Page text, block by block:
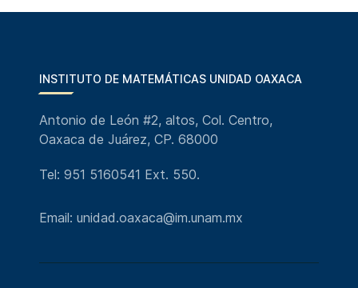
INSTITUTO DE MATEMÁTICAS UNIDAD OAXACA
Antonio de León #2, altos, Col. Centro,
Oaxaca de Juárez, CP. 68000
Tel: 951 5160541 Ext. 550.
Email: unidad.oaxaca@im.unam.mx